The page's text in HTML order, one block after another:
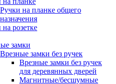
Ручки на планке общего
назначения
розетке
замки
Врезные замки без ручек
Врезные замки без ручек
для деревянных дверей
Магнитные/бесшумные